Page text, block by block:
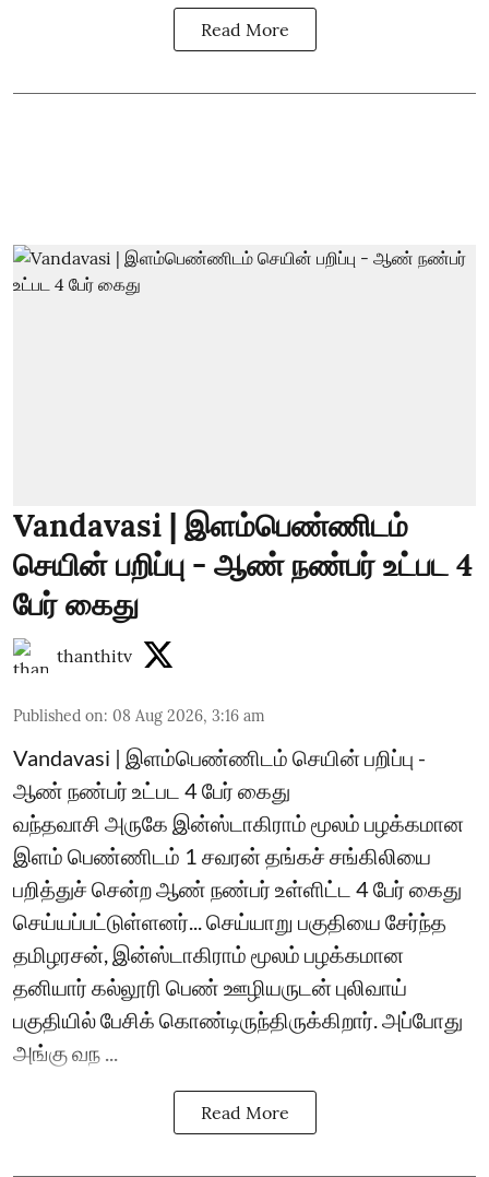
Read More
Vandavasi | இளம்பெண்ணிடம்
செயின் பறிப்பு - ஆண் நண்பர் உட்பட 4
பேர் கைது
thanthitv
Published on: 08 Aug 2026, 3:16 am
Vandavasi | இளம்பெண்ணிடம் செயின் பறிப்பு -
ஆண் நண்பர் உட்பட 4 பேர் கைது
வந்தவாசி அருகே இன்ஸ்டாகிராம் மூலம் பழக்கமான
இளம் பெண்ணிடம் 1 சவரன் தங்கச் சங்கிலியை
பறித்துச் சென்ற ஆண் நண்பர் உள்ளிட்ட 4 பேர் கைது
செய்யப்பட்டுள்ளனர்... செய்யாறு பகுதியை சேர்ந்த
தமிழரசன், இன்ஸ்டாகிராம் மூலம் பழக்கமான
தனியார் கல்லூரி பெண் ஊழியருடன் புலிவாய்
பகுதியில் பேசிக் கொண்டிருந்திருக்கிறார். அப்போது
அங்கு வந ...
Read More